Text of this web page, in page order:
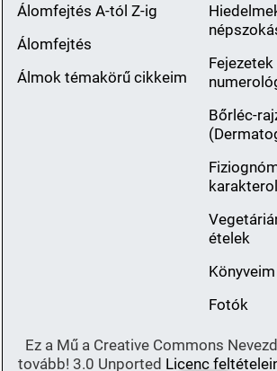
Álomfejtés A-tól Z-ig
Álomfejtés
Álmok témakörű cikkeim
Fejezetek
Bőrléc-
ételek
Könyveim
Fotók
Ez a Mű a Creative Commons
tovább! 3.0 Unported Licenc